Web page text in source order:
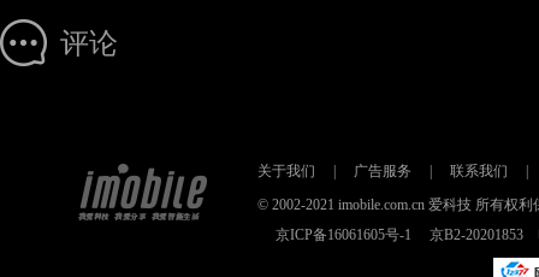
评论
关于我们 广告服务 联系我们
© 2002-2021 imobile.com.cn 爱科技 所有权
京ICP备16061605号-1
京B2-20201853